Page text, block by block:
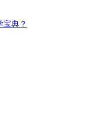
宝典？